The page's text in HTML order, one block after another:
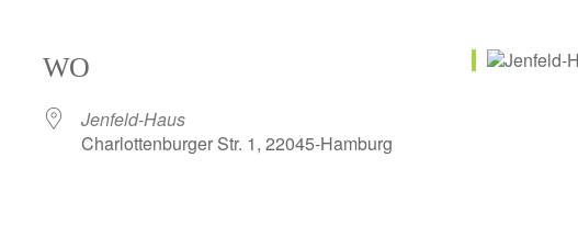
WO
Jenfeld-Haus
Charlottenburger Str. 1, 22045-Hamburg